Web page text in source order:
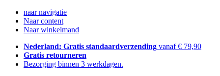
naar navigatie
Naar content
Naar winkelmand
Nederland: Gratis standaardverzending vanaf € 79,90
Gratis retourneren
Bezorging binnen 3 werkdagen.